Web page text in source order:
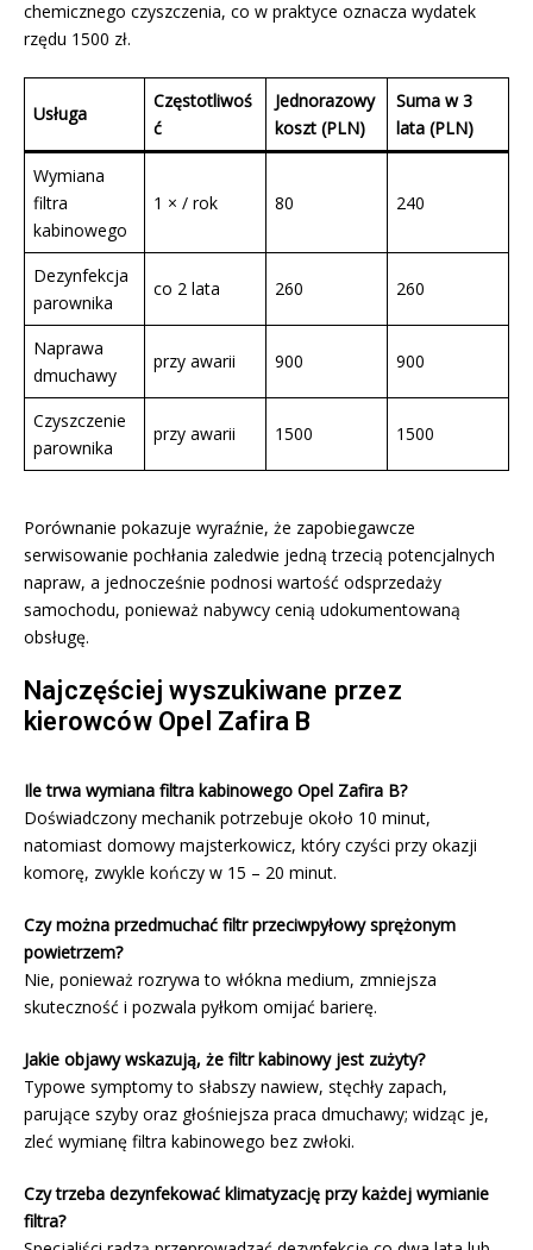
chemicznego czyszczenia, co w praktyce oznacza wydatek
rzędu 1500 zł.
Usługa
Częstotliwoś
ć
Jednorazowy
koszt (PLN)
Suma w 3
lata (PLN)
Wymiana
filtra
kabinowego
1 × / rok 80 240
Dezynfekcja
parownika
co 2 lata 260 260
Naprawa
dmuchawy
przy awarii 900 900
Czyszczenie
parownika
przy awarii 1500 1500
Porównanie pokazuje wyraźnie, że zapobiegawcze
serwisowanie pochłania zaledwie jedną trzecią potencjalnych
napraw, a jednocześnie podnosi wartość odsprzedaży
samochodu, ponieważ nabywcy cenią udokumentowaną
obsługę.
Najczęściej wyszukiwane przez
kierowców Opel Zafira B
Ile trwa wymiana filtra kabinowego Opel Zafira B?
Doświadczony mechanik potrzebuje około 10 minut,
natomiast domowy majsterkowicz, który czyści przy okazji
komorę, zwykle kończy w 15 – 20 minut.
Czy można przedmuchać filtr przeciwpyłowy sprężonym
powietrzem?
Nie, ponieważ rozrywa to włókna medium, zmniejsza
skuteczność i pozwala pyłkom omijać barierę.
Jakie objawy wskazują, że filtr kabinowy jest zużyty?
Typowe symptomy to słabszy nawiew, stęchły zapach,
parujące szyby oraz głośniejsza praca dmuchawy; widząc je,
zleć wymianę filtra kabinowego bez zwłoki.
Czy trzeba dezynfekować klimatyzację przy każdej wymianie
filtra?